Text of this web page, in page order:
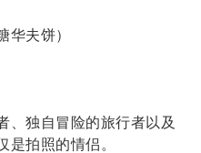
华夫饼）
、独自冒险的旅行者以及
是拍照的情侣。